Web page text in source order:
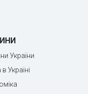
України
в Україні